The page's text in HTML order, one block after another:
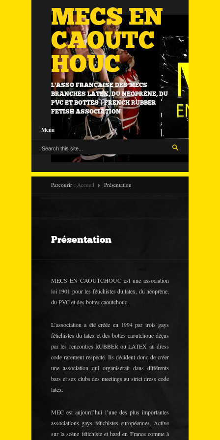
MECS EN
CAOUTC
HOUC
L'ASSO FRANÇAISE DES MECS
BRANCHÉS LATEX, DU NÉOPRÈNE, DU
PVC ET BOTTES | FRENCH RUBBER
FETISH ASSOCIATION
Menu
Parcourir : Accueil Présentation
Présentation
MECS EN CAOUTCHOUC est une association
loi 1901 pour les fétichistes du latex, du néoprène,
du PVC et des bottes caoutchouc.
L’association a été créée en 1994 par trois gays
fétichistes du latex et des bottes caoutchouc déçus
par les rencontres RUBBER ou LATEX au dress
code rarement respecté. Ils décident donc de créer
une association qui organiserait dans différents
bars et sex clubs des meetings au strict dress code
latex.
MEC est aujourd’hui l’une des plus importantes
associations gays fétichistes européennes. Active
sur la scène fétichiste et hard en France comme à